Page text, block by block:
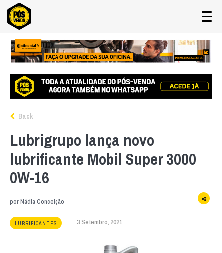
Back
Lubrigrupo lança novo
lubrificante Mobil Super 3000
0W-16
porNádia Conceição
LUBRIFICANTES 3 Setembro, 2021